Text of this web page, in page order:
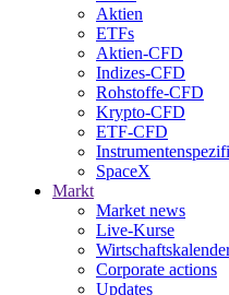
Aktien
ETFs
Aktien-CFD
Indizes-CFD
Rohstoffe-CFD
Krypto-CFD
ETF-CFD
SpaceX
Markt
Market news
Live-Kurse
Corporate actions
Updates